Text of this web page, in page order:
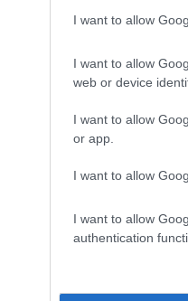
I want to allow
I want to allow
web or device
I want to allow
or app.
I want to allow
I want to allow
authentication